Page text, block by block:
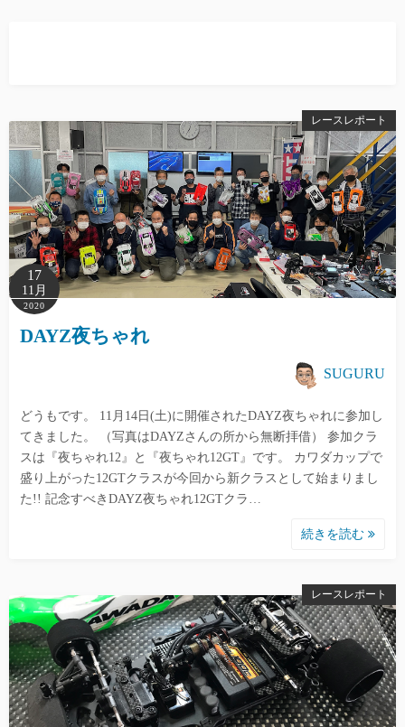
レースレポート
17
11月
2020
DAYZ夜ちゃれ
SUGURU
どうもです。 11月14日(土)に開催されたDAYZ夜ちゃれに参加し
てきました。 （写真はDAYZさんの所から無断拝借） 参加クラ
スは『夜ちゃれ12』と『夜ちゃれ12GT』です。 カワダカップで
盛り上がった12GTクラスが今回から新クラスとして始まりまし
た!! 記念すべきDAYZ夜ちゃれ12GTクラ…
続きを読む
レースレポート